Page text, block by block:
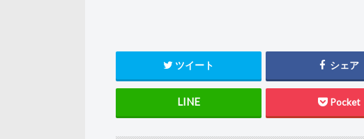
ツイート シェア
Pocket